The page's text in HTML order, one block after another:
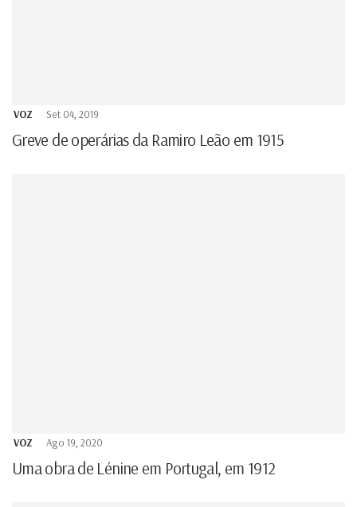
VOZ Set 04, 2019
Greve de operárias da Ramiro Leão em 1915
VOZ Ago 19, 2020
Uma obra de Lénine em Portugal, em 1912